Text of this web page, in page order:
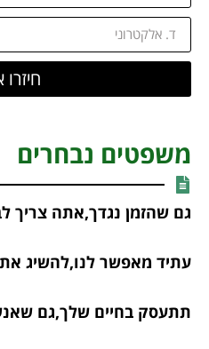
חיזרו
משפטים נבחרים
גם שהזמן נגדך,אתה צריך
עתיד מאפשר לנו,להשיג
תתעסק בחיים שלך,גם